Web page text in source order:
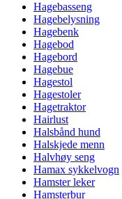
Hagebasseng
Hagebelysning
Hagebenk
Hagebod
Hagebord
Hagebue
Hagestol
Hagestoler
Hagetraktor
Hairlust
Halsbånd hund
Halskjede menn
Halvhøy seng
Hamax sykkelvogn
Hamster leker
Hamsterbur